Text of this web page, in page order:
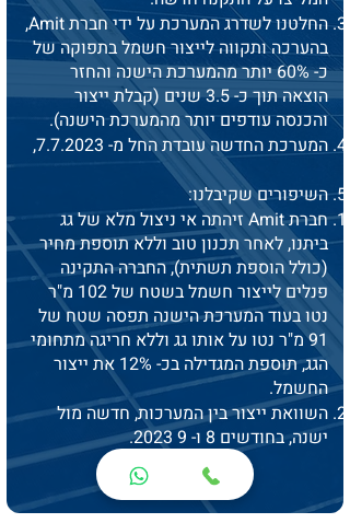
החלטנו לשדרג המערכת על ידי חברת Amit,
בהערכה ותקווה לייצור חשמל בתפוקה של
כ- 60% יותר מהמערכת הישנה והחזר
הוצאה תוך כ- 3.5 שנים (קבלת ייצור
והכנסה עודפים יותר מהמערכת הישנה).
המערכת החדשה עובדת החל מ- 7.7.2023,
השיפורים שקיבלנו:
חברת Amit זיהתה אי ניצול מלא של גג
ביתנו, לאחר תכנון טוב וללא תוספת מחיר
(כולל הוספת תשתית), החברה התקינה
פנלים לייצור חשמל בשטח של 102 מ"ר
נטו בעוד המערכת הישנה תפסה שטח של
91 מ"ר נטו על אותו גג וללא חריגה מתחומי
הגג, תוספת המגדילה בכ- 12% את ייצור
החשמל.
השוואת ייצור בין המערכות, חדשה מול
ישנה, בחודשים 8 ו- 9 2023.